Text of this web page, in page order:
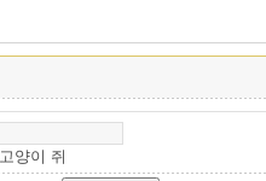
고양이 쥐